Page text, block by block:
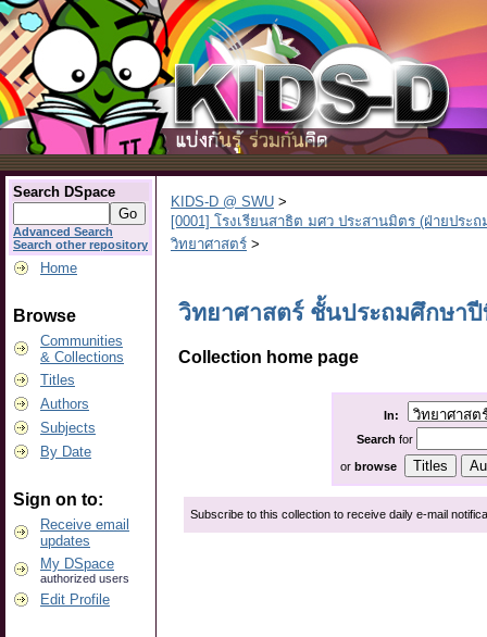
Search DSpace
Advanced Search
Search other repository
Home
Browse
Communities
& Collections
Titles
Authors
Subjects
By Date
Sign on to:
Receive email
updates
My DSpace
authorized users
Edit Profile
KIDS-D @ SWU >
[0001] โรงเรียนสาธิต มศว ประสานมิตร (ฝ่ายประถ
วิทยาศาสตร์ >
วิทยาศาสตร์ ชั้นประถมศึกษา
Collection home page
In:
Search for
or browse
Subscribe to this collection to receive daily e-mail